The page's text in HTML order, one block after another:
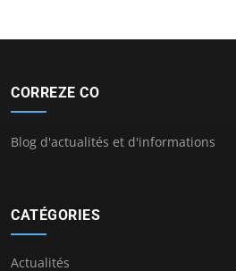
CORREZE CO
Blog d'actualités et d'informations
CATÉGORIES
Actualités